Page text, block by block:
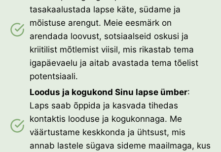
i
e
s
a
n
i
i
t
V
a
a
tasakaalustada lapse käte, südame ja
mõistuse arengut. Meie eesmärk on
arendada loovust, sotsiaalseid oskusi ja
kriitilist mõtlemist viisil, mis rikastab tema
igapäevaelu ja aitab avastada tema tõelist
potentsiaali.
Loodus ja kogukond Sinu lapse ümber:
Laps saab õppida ja kasvada tihedas
kontaktis looduse ja kogukonnaga. Me
väärtustame keskkonda ja ühtsust, mis
annab lastele sügava sideme maailmaga, kus